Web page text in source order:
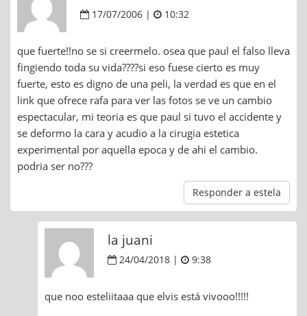
17/07/2006 | 10:32
que fuerte!!no se si creermelo. osea que paul el falso lleva
fingiendo toda su vida????si eso fuese cierto es muy
fuerte, esto es digno de una peli, la verdad es que en el
link que ofrece rafa para ver las fotos se ve un cambio
espectacular, mi teoria es que paul si tuvo el accidente y
se deformo la cara y acudio a la cirugia estetica
experimental por aquella epoca y de ahi el cambio.
podria ser no???
Responder a estela
la juani
24/04/2018 | 9:38
que noo esteliitaaa que elvis está vivooo!!!!!